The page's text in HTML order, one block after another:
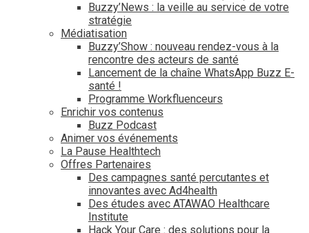
Buzzy’News : la veille au service de votre
stratégie
Médiatisation
Buzzy’Show : nouveau rendez-vous à la
rencontre des acteurs de santé
Lancement de la chaîne WhatsApp Buzz E-
santé !
Programme Workfluenceurs
Enrichir vos contenus
Buzz Podcast
Animer vos événements
La Pause Healthtech
Offres Partenaires
Des campagnes santé percutantes et
innovantes avec Ad4health
Des études avec ATAWAO Healthcare
Institute
Hack Your Care : des solutions pour la